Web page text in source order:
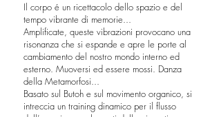
Il corpo é un ricettacolo dello spazio e del
tempo vibrante di memorie...
Amplificate, queste vibrazioni provocano una
risonanza che si espande e apre le porte al
cambiamento del nostro mondo interno ed
esterno. Muoversi ed essere mossi. Danza
della Metamorfosi...
Basato sul Butoh e sul movimento organico, si
intreccia un training dinamico per il flusso